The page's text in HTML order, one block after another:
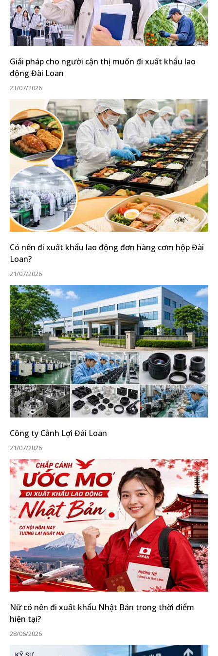
Giải pháp cho người cận thị muốn đi xuất khẩu lao
động Đài Loan
23/07/2026
Có nên đi xuất khẩu lao động đơn hàng cơm hộp Đài
Loan?
21/07/2026
Công ty Cảnh Lợi Đài Loan
21/07/2026
Nữ có nên đi xuất khẩu Nhật Bản trong thời điểm
hiện tại?
28/06/2026